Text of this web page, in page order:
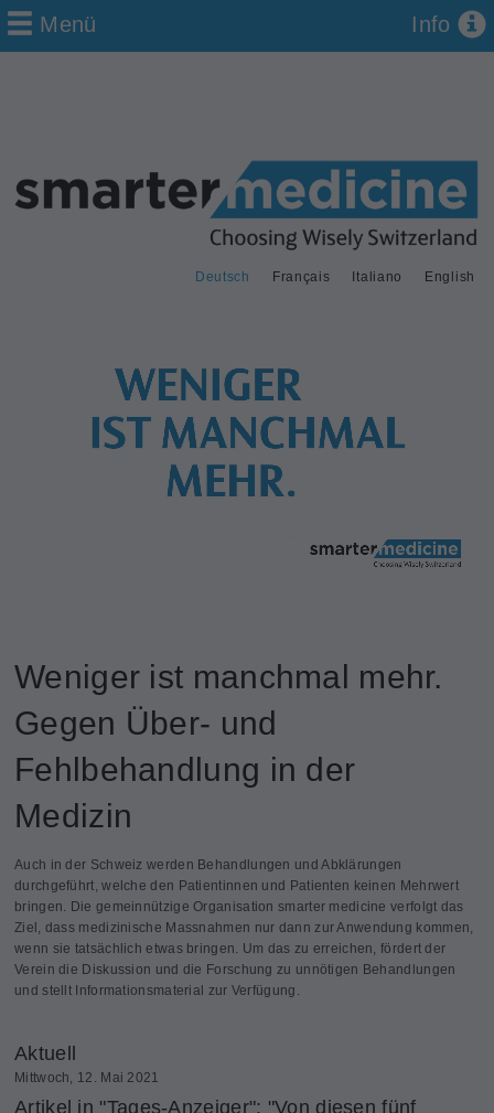
Deutsch Français Italiano English
Menü Info
Weniger ist manchmal mehr.
Gegen Über- und
Fehlbehandlung in der
Medizin
Auch in der Schweiz werden Behandlungen und Abklärungen
durchgeführt, welche den Patientinnen und Patienten keinen Mehrwert
bringen. Die gemeinnützige Organisation smarter medicine verfolgt das
Ziel, dass medizinische Massnahmen nur dann zur Anwendung kommen,
wenn sie tatsächlich etwas bringen. Um das zu erreichen, fördert der
Verein die Diskussion und die Forschung zu unnötigen Behandlungen
und stellt Informationsmaterial zur Verfügung.
Aktuell
Mittwoch, 12. Mai 2021
Artikel in "Tages-Anzeiger": "Von diesen fünf